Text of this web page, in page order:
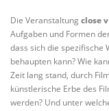
Die Veranstaltungclose
Aufgaben und Formen
dass sich die spezifische
behaupten kann? Wie
Zeit lang stand, durch
künstlerische Erbe des
werden? Und unter